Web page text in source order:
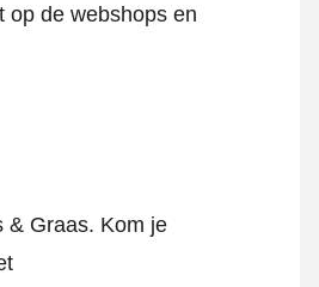
op de webshops en
& Graas. Kom je